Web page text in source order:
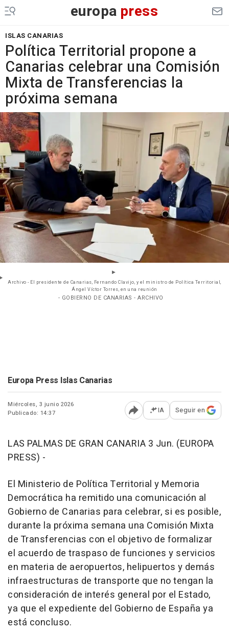
europa press
ISLAS CANARIAS
Política Territorial propone a
Canarias celebrar una Comisión
Mixta de Transferencias la
próxima semana
Archivo - El presidente de Canarias, Fernando Clavijo, y el ministro de Política Territorial,
Ángel Víctor Torres, en una reunión
- GOBIERNO DE CANARIAS - ARCHIVO
Europa Press Islas Canarias
Miércoles, 3 junio 2026
Publicado: 14:37
Abrir opciones para
IA Seguir en
LAS PALMAS DE GRAN CANARIA 3 Jun. (EUROPA
PRESS) -
El Ministerio de Política Territorial y Memoria
Democrática ha remitido una comunicación al
Gobierno de Canarias para celebrar, si es posible,
durante la próxima semana una Comisión Mixta
de Transferencias con el objetivo de formalizar
el acuerdo de traspaso de funciones y servicios
en materia de aeropuertos, helipuertos y demás
infraestructuras de transporte que no tengan la
consideración de interés general por el Estado,
ya que el expediente del Gobierno de España ya
está concluso.